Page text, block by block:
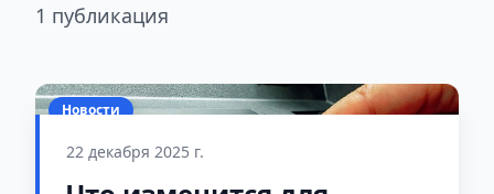
1 публикация
Новости
22 декабря 2025 г.